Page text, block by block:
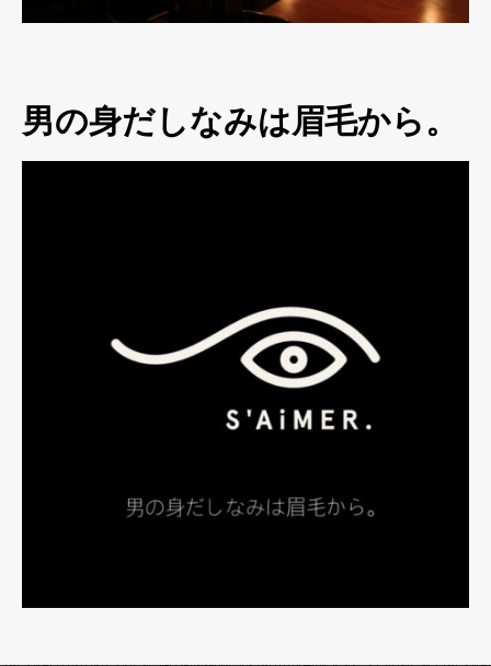
男の身だしなみは眉毛から。